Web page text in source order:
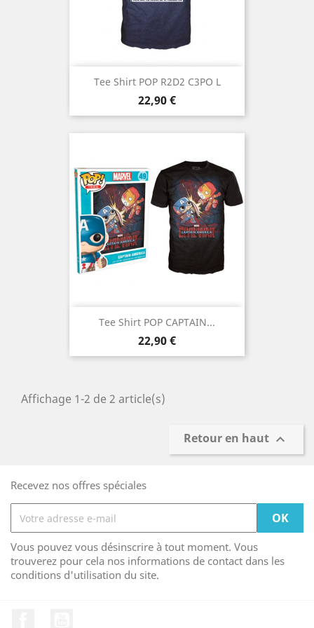
Tee Shirt POP R2D2 C3PO L
Prix
22,90 €
Tee Shirt POP CAPTAIN...
Prix
22,90 €
Affichage 1-2 de 2 article(s)
Retour en haut 
Recevez nos offres spéciales
Vous pouvez vous désinscrire à tout moment. Vous
trouverez pour cela nos informations de contact dans les
conditions d'utilisation du site.